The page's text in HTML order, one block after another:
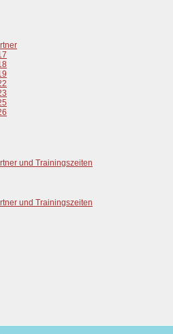
und Trainingszeiten
und Trainingszeiten